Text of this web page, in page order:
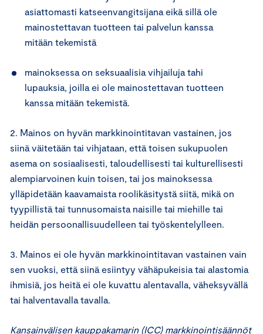
asiattomasti katseenvangitsijana eikä sillä ole
mainostettavan tuotteen tai palvelun kanssa
mitään tekemistä
mainoksessa on seksuaalisia vihjailuja tahi
lupauksia, joilla ei ole mainostettavan tuotteen
kanssa mitään tekemistä.
2. Mainos on hyvän markkinointitavan vastainen, jos
siinä väitetään tai vihjataan, että toisen sukupuolen
asema on sosiaalisesti, taloudellisesti tai kulturellisesti
alempiarvoinen kuin toisen, tai jos mainoksessa
ylläpidetään kaavamaista roolikäsitystä siitä, mikä on
tyypillistä tai tunnusomaista naisille tai miehille tai
heidän persoonallisuudelleen tai työskentelylleen.
3. Mainos ei ole hyvän markkinointitavan vastainen vain
sen vuoksi, että siinä esiintyy vähäpukeisia tai alastomia
ihmisiä, jos heitä ei ole kuvattu alentavalla, väheksyvällä
tai halventavalla tavalla.
Kansainvälisen kauppakamarin (ICC) markkinointisäännöt